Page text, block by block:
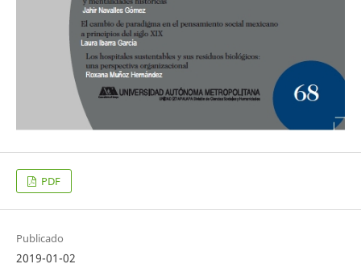
PDF
Publicado
2019-01-02